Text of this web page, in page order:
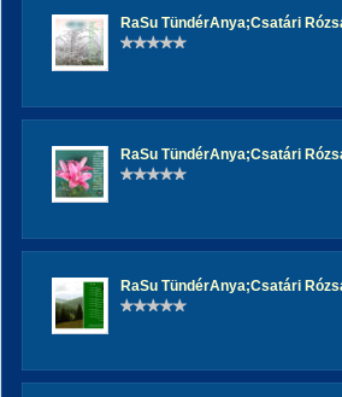
RaSu TündérAnya;Csatári
RaSu TündérAnya;Csatári
RaSu TündérAnya;Csatári